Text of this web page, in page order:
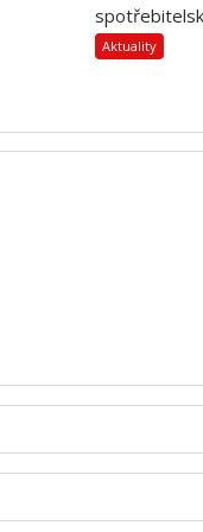
Aktuality